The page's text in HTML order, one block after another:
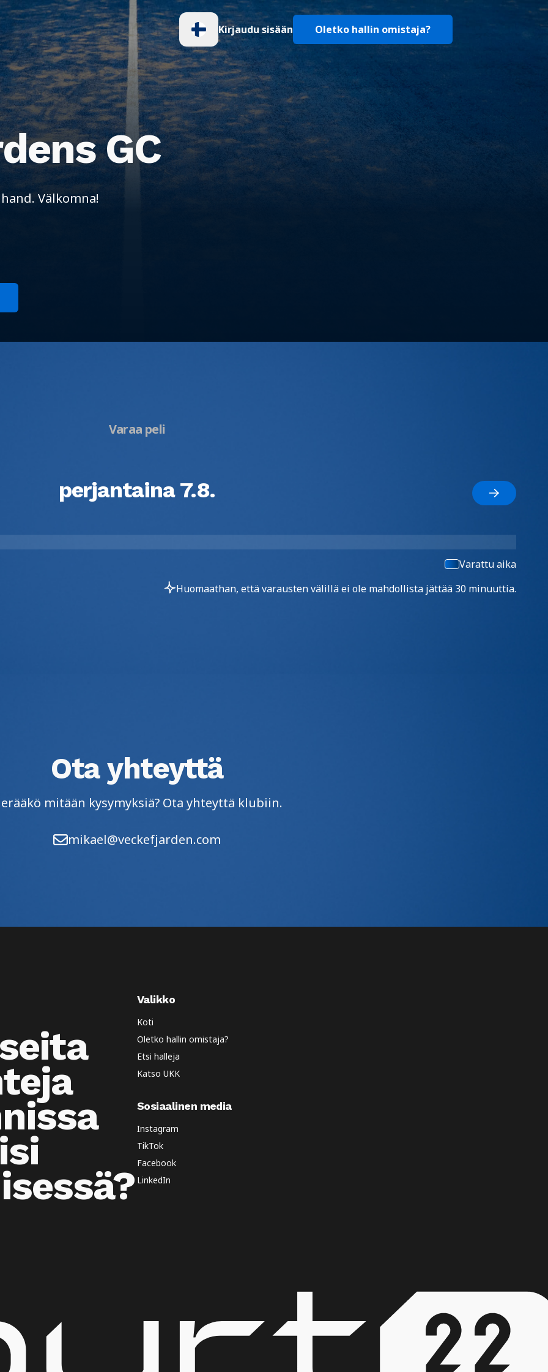
Kirjaudu sisään Oletko hallin omistaja?
GC
Välkomna!
Varaa peli
perjantaina 7.8.
Varattu aika
Huomaathan, että varausten välillä ei ole mahdollista jättää 30 minuuttia.
Ota yhteyttä
mitään kysymyksiä? Ota yhteyttä klubiin.
mikael@veckefjarden.com
Valikko
Koti
Oletko hallin omistaja?
Etsi halleja
Katso UKK
Sosiaalinen media
Instagram
TikTok
Facebook
LinkedIn